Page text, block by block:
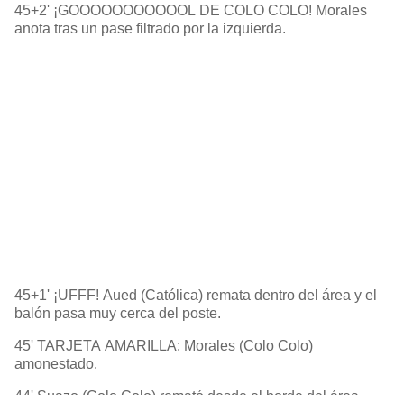
45+2' ¡GOOOOOOOOOOOL DE COLO COLO! Morales
anota tras un pase filtrado por la izquierda.
45+1' ¡UFFF! Aued (Católica) remata dentro del área y el
balón pasa muy cerca del poste.
45' TARJETA AMARILLA: Morales (Colo Colo)
amonestado.